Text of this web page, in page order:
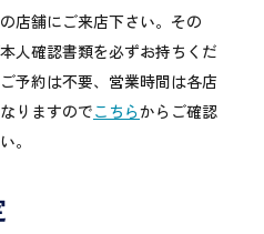
店舗にご来店下さい。その
人確認書類を必ずお持ちくだ
予約は不要、営業時間は各店
りますのでこちらからご確認
。